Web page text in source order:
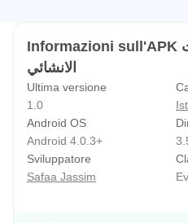
Informazioni sull'APK تعلم برنامج الرفت
الانشائي
Ultima versione
1.0
Android OS
Android 4.0.3+
Sviluppatore
Safaa Jassim